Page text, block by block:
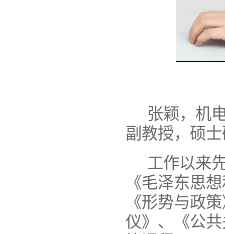
张颖，机
副教授，硕
工作以来
《毛泽东思
《形势与政
仪》、《公